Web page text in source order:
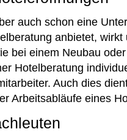
auch schon eine
anbietet,
bei einem Neubau
Hotelberatung
Auch dies
Arbeitsabläufe eines